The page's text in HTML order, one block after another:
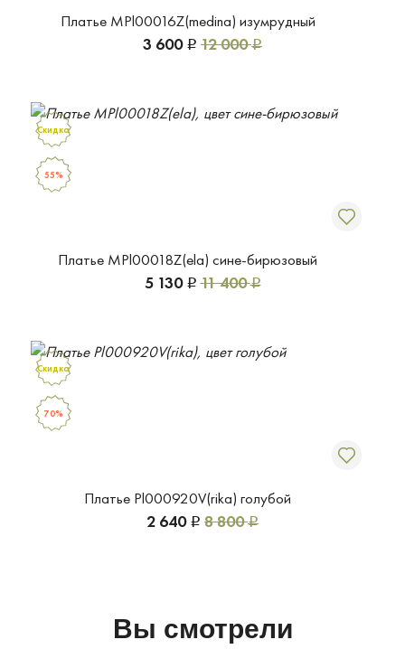
Платье MPl00016Z(medina) изумрудный
3 600 Р 12 000Р
Платье MPl00018Z(ela) сине-бирюзовый
5 130 Р 11 400Р
Скидка
55%
Платье Pl000920V(rika) голубой
2 640 Р 8 800Р
Скидка
70%
Вы смотрели